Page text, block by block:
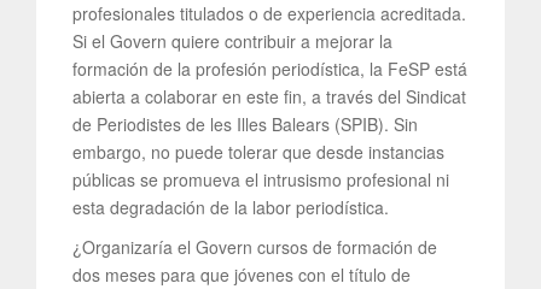
profesionales titulados o de experiencia acreditada.
Si el Govern quiere contribuir a mejorar la
formación de la profesión periodística, la FeSP está
abierta a colaborar en este fin, a través del Sindicat
de Periodistes de les Illes Balears (SPIB). Sin
embargo, no puede tolerar que desde instancias
públicas se promueva el intrusismo profesional ni
esta degradación de la labor periodística.
¿Organizaría el Govern cursos de formación de
dos meses para que jóvenes con el título de